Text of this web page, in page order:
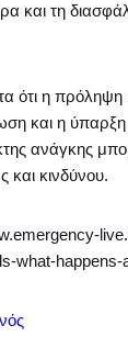
και τη
η πρόληψη
και η
ανάγκης
και κινδύνου.
what-happens-